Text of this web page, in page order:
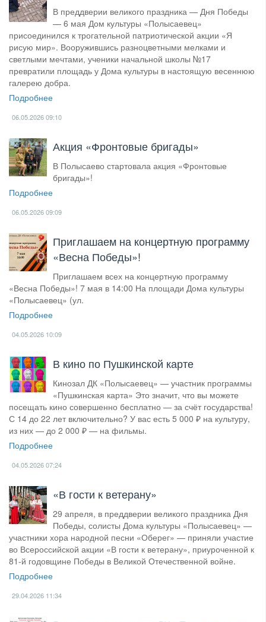
В преддверии великого праздника — Дня Победы
— 6 мая Дом культуры «Полысаевец»
присоединился к трогательной патриотической акции «Я
рисую мир». Вооружившись разноцветными мелками и
светлыми мечтами, ученики начальной школы №17
превратили площадь у Дома культуры в настоящую весеннюю
галерею добра.
Подробнее
06.05.202609:10
Акция «Фронтовые бригады»
В Полысаево стартовала акция «Фронтовые
бригады»!
Подробнее
06.05.202609:09
​Приглашаем на концертную программу
«Весна Победы»!
Приглашаем всех на концертную программу
«Весна Победы»! 7 мая в 14:00 На площади Дома культуры
«Полысаевец» (ул.
Подробнее
04.05.2026 10:09
В кино по Пушкинской карте
Кинозал ДК «Полысаевец» — участник программы
«Пушкинская карта» Это значит, что вы можете
посещать кино совершенно бесплатно — за счёт государства!
С 14 до 22 лет включительно? У вас есть 5 000 ₽ на культуру,
из них — до 2 000 ₽ — на фильмы.
Подробнее
04.05.202607:24
«В гости к ветерану»
29 апреля, в преддверии великого праздника Дня
Победы, солисты Дома культуры «Полысаевец» —
участники хора народной песни «Оберег» — приняли участие
во Всероссийской акции «В гости к ветерану», приуроченной к
81-й годовщине Победы в Великой Отечественной войне.
Подробнее
29.04.2026 11:34